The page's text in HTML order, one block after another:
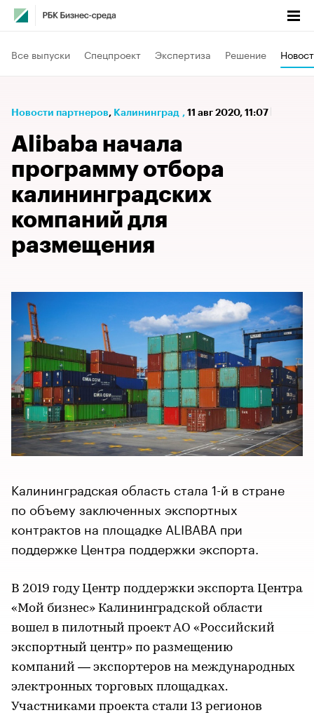
Все выпуски Спецпроект Экспертиза Решение
Новости партнеров⁠, Калининград , 11 авг 2020, 11:07
Alibaba начала
программу отбора
калининградских
компаний для
размещения
Калининградская область стала 1-й в стране
по объему заключенных экспортных
контрактов на площадке ALIBABA при
поддержке Центра поддержки экспорта.
В 2019 году Центр поддержки экспорта Центра
«Мой бизнес» Калининградской области
вошел в пилотный проект АО «Российский
экспортный центр» по размещению
компаний — экспортеров на международных
электронных торговых площадках.
Участниками проекта стали 13 регионов